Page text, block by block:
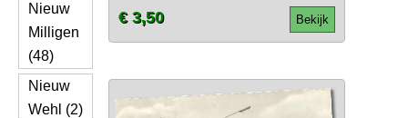
Nieuw
Milligen
(48)
Nieuw
Wehl (2)
Bekijk
€ 3,50